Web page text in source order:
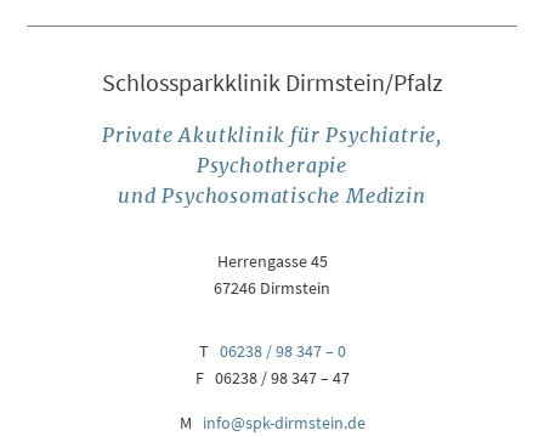
Schlossparkklinik Dirmstein/Pfalz
Private Akutklinik für Psychiatrie,
Psychotherapie
und Psychosomatische Medizin
Herrengasse 45
67246 Dirmstein
T 06238 / 98 347 – 0
F 06238 / 98 347 – 47
M info@spk-dirmstein.de